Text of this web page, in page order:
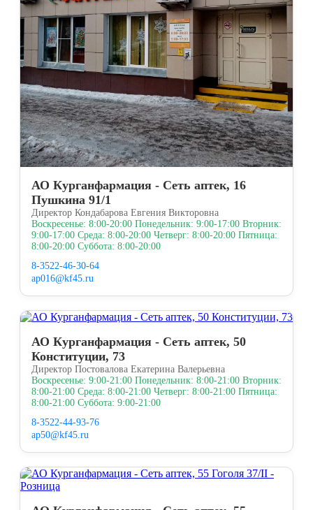
АО Курганфармация - Сеть аптек, 16
Пушкина 91/1
Директор Кондабарова Евгения Викторовна
Воскресенье: 8:00-20:00 Понедельник: 9:00-17:00 Вторник:
9:00-17:00 Среда: 8:00-20:00 Четверг: 8:00-20:00 Пятница:
8:00-20:00 Суббота: 8:00-20:00
8-3522-46-30-64
ap016@kf45.ru
АО Курганфармация - Сеть аптек, 50
Конституции, 73
Директор Постовалова Екатерина Валерьевна
Воскресенье: 9:00-21:00 Понедельник: 8:00-21:00 Вторник:
8:00-21:00 Среда: 8:00-21:00 Четверг: 8:00-21:00 Пятница:
8:00-21:00 Суббота: 9:00-21:00
8-3522-44-93-76
ap50@kf45.ru